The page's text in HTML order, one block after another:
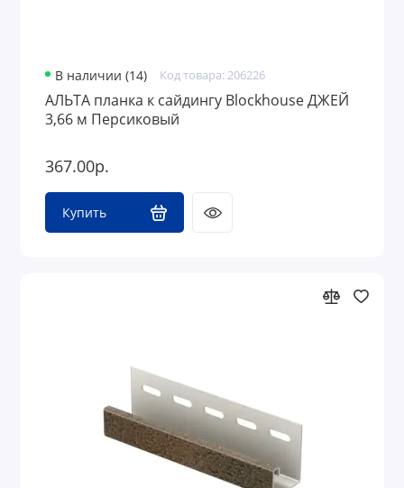
В наличии (14) Код товара: 206226
АЛЬТА планка к сайдингу Blockhouse ДЖЕЙ
3,66 м Персиковый
367.00р.
Купить